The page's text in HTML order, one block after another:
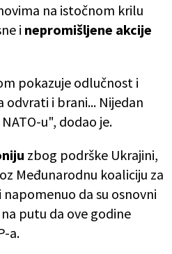
na istočnom krilu
i nepromišljene akcije
pokazuje odlučnost i
odvrati i brani... Nijedan
u", dodao je.
zbog podrške Ukrajini,
Međunarodnu koaliciju za
da su osnovni
putu da ove godine
a.